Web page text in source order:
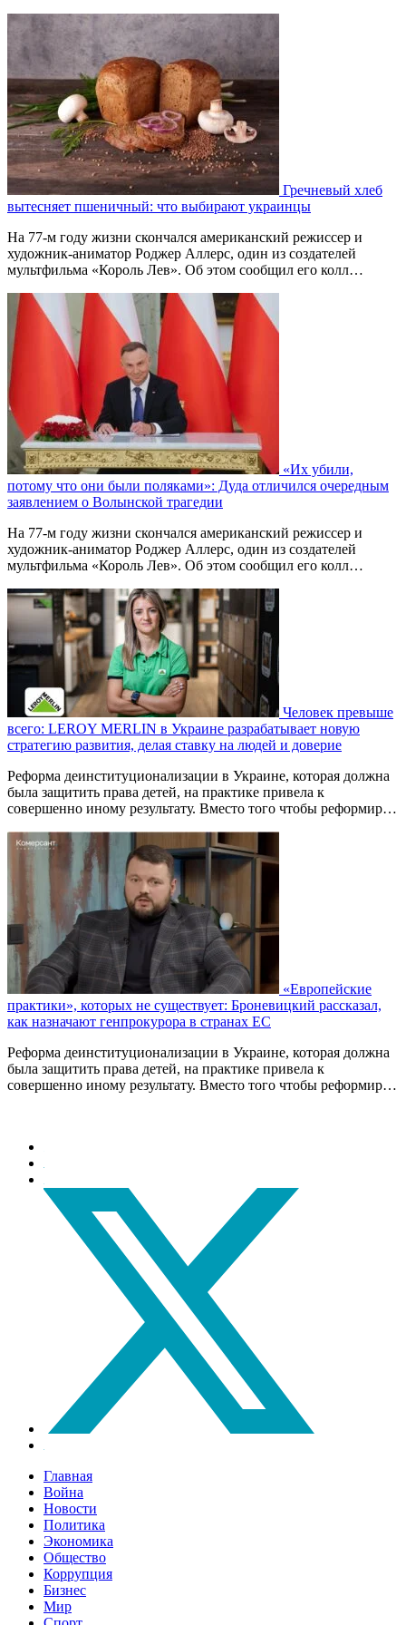
Гречневый хлеб
вытесняет пшеничный: что выбирают украинцы
На 77-м году жизни скончался американский режиссер и
художник-аниматор Роджер Аллерс, один из создателей
мультфильма «Король Лев». Об этом сообщил его колл…
«Их убили,
потому что они были поляками»: Дуда отличился очередным
заявлением о Волынской трагедии
На 77-м году жизни скончался американский режиссер и
художник-аниматор Роджер Аллерс, один из создателей
мультфильма «Король Лев». Об этом сообщил его колл…
Человек превыше
всего: LEROY MERLIN в Украине разрабатывает новую
стратегию развития, делая ставку на людей и доверие
Реформа деинституционализации в Украине, которая должна
была защитить права детей, на практике привела к
совершенно иному результату. Вместо того чтобы реформир…
«Европейские
практики», которых не существует: Броневицкий рассказал,
как назначают генпрокурора в странах ЕС
Реформа деинституционализации в Украине, которая должна
была защитить права детей, на практике привела к
совершенно иному результату. Вместо того чтобы реформир…
Главная
Война
Новости
Политика
Экономика
Общество
Коррупция
Бизнес
Мир